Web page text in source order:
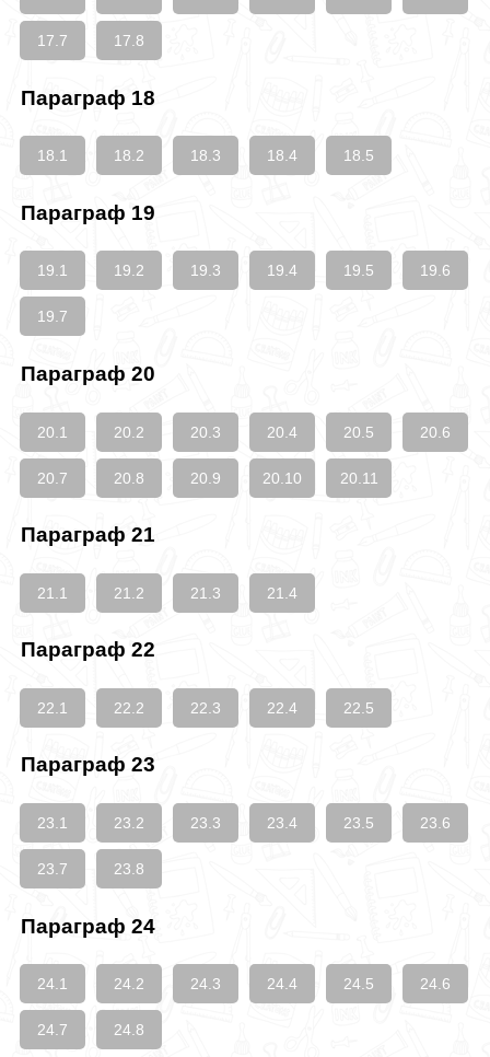
17.7 17.8
Параграф 18
18.1 18.2 18.3 18.4 18.5
Параграф 19
19.1 19.2 19.3 19.4 19.5 19.6
19.7
Параграф 20
20.1 20.2 20.3 20.4 20.5 20.6
20.7 20.8 20.9 20.10 20.11
Параграф 21
21.1 21.2 21.3 21.4
Параграф 22
22.1 22.2 22.3 22.4 22.5
Параграф 23
23.1 23.2 23.3 23.4 23.5 23.6
23.7 23.8
Параграф 24
24.1 24.2 24.3 24.4 24.5 24.6
24.7 24.8